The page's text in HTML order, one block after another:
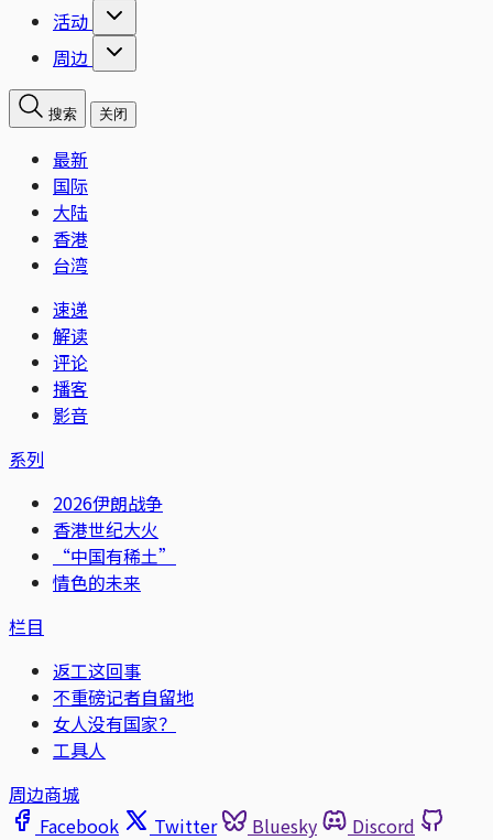
活动
周边
搜索 关闭
最新
国际
大陆
香港
台湾
速递
解读
评论
播客
影音
系列
2026伊朗战争
香港世纪大火
“中国有稀土”
情色的未来
栏目
返工这回事
不重磅记者自留地
女人没有国家？
工具人
周边商城
Facebook
Twitter Bluesky
Discord